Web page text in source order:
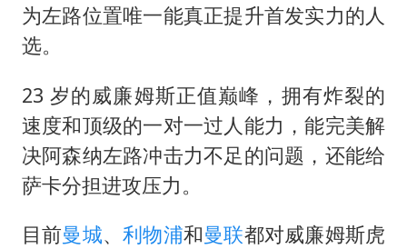
为左路位置唯一能真正提升首发实力的人
选。
23 岁的威廉姆斯正值巅峰，拥有炸裂的
速度和顶级的一对一过人能力，能完美解
决阿森纳左路冲击力不足的问题，还能给
萨卡分担进攻压力。
目前曼城、利物浦和曼联都对威廉姆斯虎